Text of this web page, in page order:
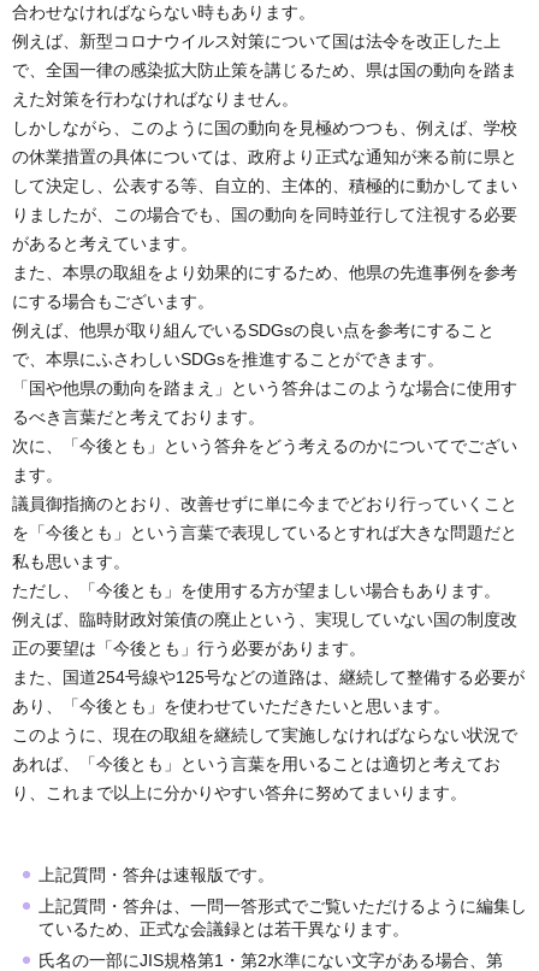
合わせなければならない時もあります。
例えば、新型コロナウイルス対策について国は法令を改正した上
で、全国一律の感染拡大防止策を講じるため、県は国の動向を踏ま
えた対策を行わなければなりません。
しかしながら、このように国の動向を見極めつつも、例えば、学校
の休業措置の具体については、政府より正式な通知が来る前に県と
して決定し、公表する等、自立的、主体的、積極的に動かしてまい
りましたが、この場合でも、国の動向を同時並行して注視する必要
があると考えています。
また、本県の取組をより効果的にするため、他県の先進事例を参考
にする場合もございます。
例えば、他県が取り組んでいるSDGsの良い点を参考にすること
で、本県にふさわしいSDGsを推進することができます。
「国や他県の動向を踏まえ」という答弁はこのような場合に使用す
るべき言葉だと考えております。
次に、「今後とも」という答弁をどう考えるのかについてでござい
ます。
議員御指摘のとおり、改善せずに単に今までどおり行っていくこと
を「今後とも」という言葉で表現しているとすれば大きな問題だと
私も思います。
ただし、「今後とも」を使用する方が望ましい場合もあります。
例えば、臨時財政対策債の廃止という、実現していない国の制度改
正の要望は「今後とも」行う必要があります。
また、国道254号線や125号などの道路は、継続して整備する必要が
あり、「今後とも」を使わせていただきたいと思います。
このように、現在の取組を継続して実施しなければならない状況で
あれば、「今後とも」という言葉を用いることは適切と考えてお
り、これまで以上に分かりやすい答弁に努めてまいります。
上記質問・答弁は速報版です。
上記質問・答弁は、一問一答形式でご覧いただけるように編集し
ているため、正式な会議録とは若干異なります。
氏名の一部にJIS規格第1・第2水準にない文字がある場合、第